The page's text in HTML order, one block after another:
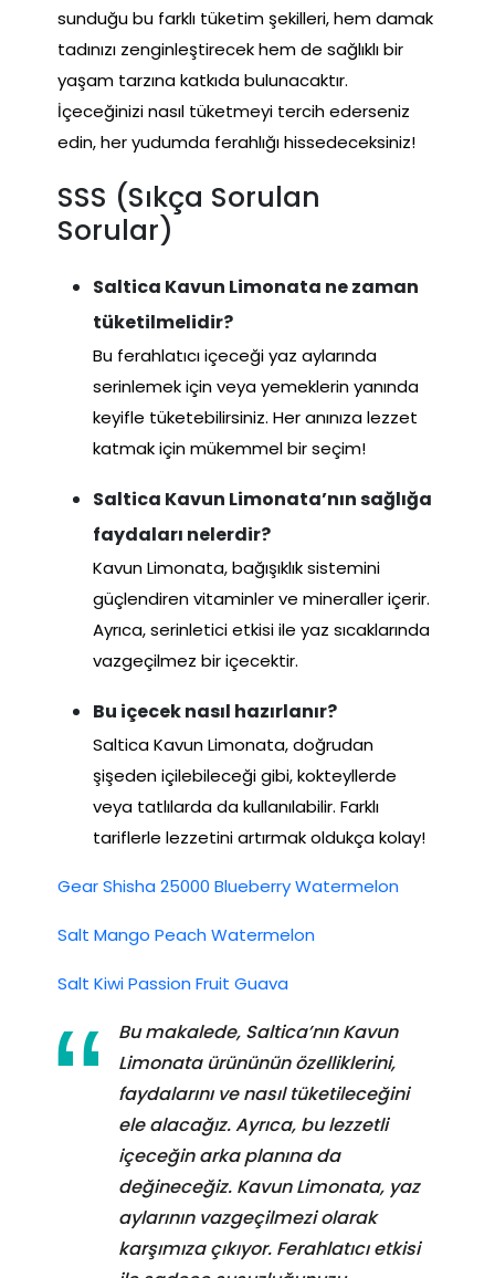
sunduğu bu farklı tüketim şekilleri, hem damak
tadınızı zenginleştirecek hem de sağlıklı bir
yaşam tarzına katkıda bulunacaktır.
İçeceğinizi nasıl tüketmeyi tercih ederseniz
edin, her yudumda ferahlığı hissedeceksiniz!
SSS (Sıkça Sorulan
Sorular)
Saltica Kavun Limonata ne zaman
tüketilmelidir?
Bu ferahlatıcı içeceği yaz aylarında
serinlemek için veya yemeklerin yanında
keyifle tüketebilirsiniz. Her anınıza lezzet
katmak için mükemmel bir seçim!
Saltica Kavun Limonata’nın sağlığa
faydaları nelerdir?
Kavun Limonata, bağışıklık sistemini
güçlendiren vitaminler ve mineraller içerir.
Ayrıca, serinletici etkisi ile yaz sıcaklarında
vazgeçilmez bir içecektir.
Bu içecek nasıl hazırlanır?
Saltica Kavun Limonata, doğrudan
şişeden içilebileceği gibi, kokteyllerde
veya tatlılarda da kullanılabilir. Farklı
tariflerle lezzetini artırmak oldukça kolay!
Gear Shisha 25000 Blueberry Watermelon
Salt Mango Peach Watermelon
Salt Kiwi Passion Fruit Guava
Bu makalede, Saltica’nın Kavun
Limonata ürününün özelliklerini,
faydalarını ve nasıl tüketileceğini
ele alacağız. Ayrıca, bu lezzetli
içeceğin arka planına da
değineceğiz. Kavun Limonata, yaz
aylarının vazgeçilmezi olarak
karşımıza çıkıyor. Ferahlatıcı etkisi